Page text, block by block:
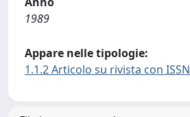
1989
Appare nelle tipologie:
1.1.2 Articolo su rivista con ISSN